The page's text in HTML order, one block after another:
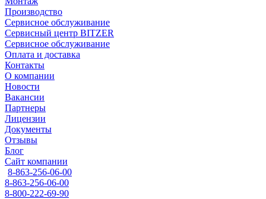
Производство
Сервисное обслуживание
Сервисный центр BITZER
Сервисное обслуживание
Оплата и доставка
Контакты
О компании
Новости
Вакансии
Партнеры
Лицензии
Документы
Отзывы
Блог
Сайт компании
8-863-256-06-00
8-863-256-06-00
8-800-222-69-90